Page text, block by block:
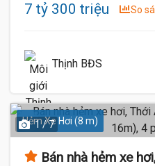
7 tỷ 300 triệu So
Thịnh BĐS
Hẻm Xe Hơi (8 m)
1 / 7
Bán nhà hẻm xe